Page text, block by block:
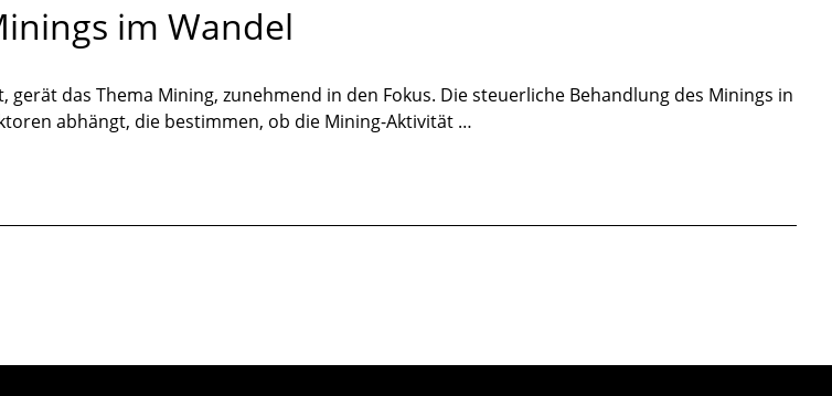
im Wandel
das Thema Mining, zunehmend in den Fokus. Die steuerliche Behandlung des Minings in
abhängt, die bestimmen, ob die Mining-Aktivität …